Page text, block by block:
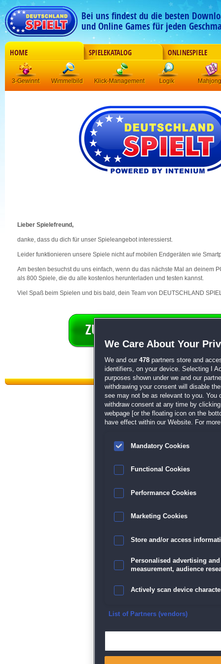
Bei uns findest du die besten
und Online Games für jeden
HOME SPIELEKATALOG ONLINESPIELE
3-Gewinnt Wimmelbild Klick-Management Logik Mahjong
Lieber Spielefreund,
danke, dass du dich für unser Spieleangebot interessierst.
Leider funktionieren unsere Spiele nicht auf mobilen Endgeräten wie
Am besten besuchst du uns einfach, wenn du das nächste Mal an deinem
als 800 Spiele, die du alle kostenlos herunterladen und testen kannst.
Viel Spaß beim Spielen und bis bald, dein Team von DEUTSCHLAND
Datenschutz| AGB|Impressum
We Care About Your
We and our 478 partners store and
identifiers, on your device. Selecting I
purposes shown under we and our
withdrawing your consent will disable
see may not be as relevant to you. You
withdraw consent at any time by
webpage [or the floating icon on the
have effect within our Website. For
Mandatory Cookies
Functional Cookies
Performance Cookies
Marketing Cookies
Store and/or access
Personalised advertising
measurement, audience
Actively scan device
Ensure security, prevent
List of Partners (vendors)